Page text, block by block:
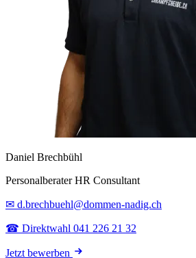
Daniel Brechbühl
Personalberater HR Consultant
✉ d.brechbuehl@dommen-nadig.ch
☎ Direktwahl 041 226 21 32
Jetzt bewerben